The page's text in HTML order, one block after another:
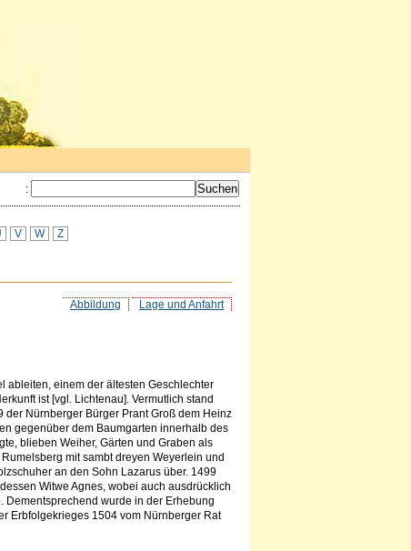
:
V W Z
Abbildung Lage und Anfahrt
ableiten, einem der ältesten Geschlechter
ist [vgl. Lichtenau]. Vermutlich stand
der Nürnberger Bürger Prant Groß dem Heinz
gegenüber dem Baumgarten innerhalb des
blieben Weiher, Gärten und Graben als
mit sambt dreyen Weyerlein und
an den Sohn Lazarus über. 1499
Witwe Agnes, wobei auch ausdrücklich
Dementsprechend wurde in der Erhebung
Erbfolgekrieges 1504 vom Nürnberger Rat